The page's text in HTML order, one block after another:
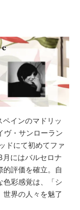
インのマドリッ
ヴ・サンローラン
ドにて初めてファ
にはバルセロナ
的評価を確立。自
色彩感覚は、「シ
世界の人々を魅了